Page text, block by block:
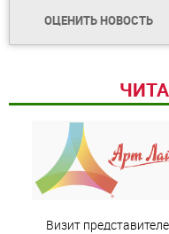
ОЦЕНИТЬ НОВОСТЬ
Визит